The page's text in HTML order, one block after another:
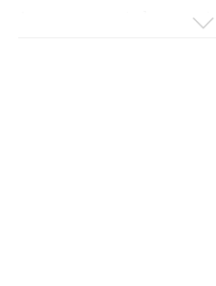
Aparecen una serie de
volverán a aparecer en su